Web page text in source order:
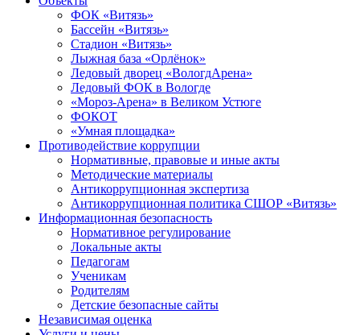
ФОК «Витязь»
Бассейн «Витязь»
Стадион «Витязь»
Лыжная база «Орлёнок»
Ледовый дворец «ВологдАрена»
Ледовый ФОК в Вологде
«Мороз-Арена» в Великом Устюге
ФОКОТ
«Умная площадка»
Противодействие коррупции
Нормативные, правовые и иные акты
Методические материалы
Антикоррупционная экспертиза
Антикоррупционная политика СШОР «Витязь»
Информационная безопасность
Нормативное регулирование
Локальные акты
Педагогам
Ученикам
Родителям
Детские безопасные сайты
Независимая оценка